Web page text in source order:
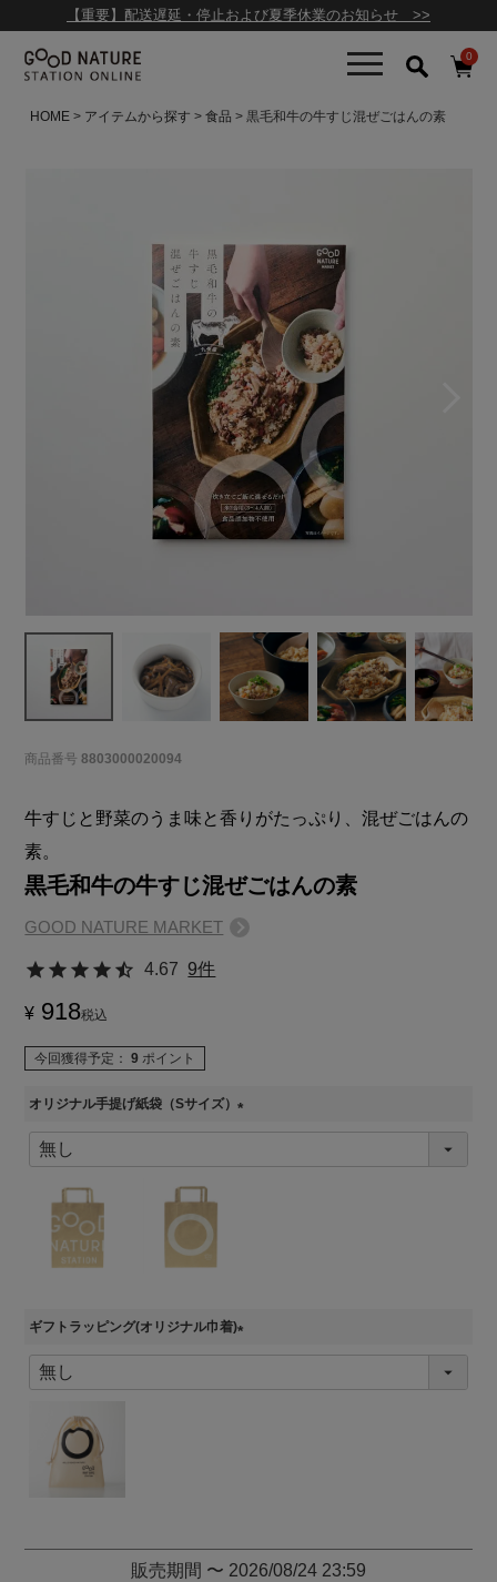
【重要】配送遅延・停止および夏季休業のお知らせ >>
0
HOME アイテムから探す 食品 黒毛和牛の牛すじ混ぜごはんの素
商品番号 8803000020094
牛すじと野菜のうま味と香りがたっぷり、混ぜごはんの
素。
黒毛和牛の牛すじ混ぜごはんの素
GOOD NATURE MARKET
4.67 9件
¥ 918税込
今回獲得予定： 9 ポイント
オリジナル手提げ紙袋（Sサイズ）
(
ギフトラッピング(オリジナル巾着)
(
販売期間 〜 2026/08/24 23:59